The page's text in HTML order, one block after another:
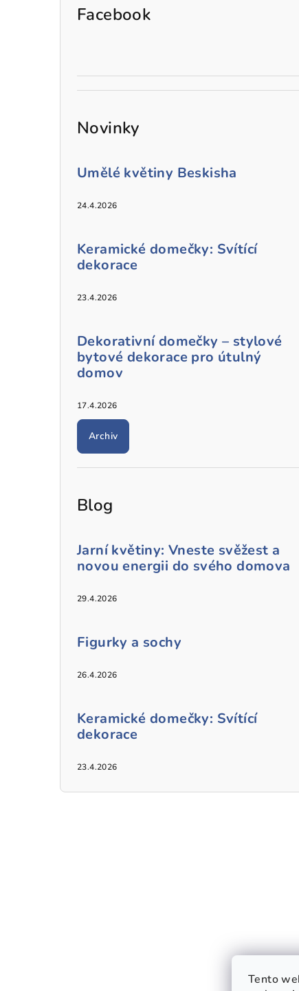
Tento
Facebook
Novinky
Umělé květiny Beskisha
24.4.2026
Keramické domečky: Svítící
dekorace
23.4.2026
Dekorativní domečky – stylové
bytové dekorace pro útulný
domov
17.4.2026
Archiv
Blog
Jarní květiny: Vneste svěžest a
novou energii do svého domova
29.4.2026
Figurky a sochy
26.4.2026
Keramické domečky: Svítící
dekorace
23.4.2026